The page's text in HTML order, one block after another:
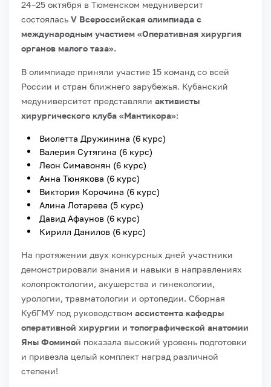
24–25 октября в Тюменском медуниверсит
состоялась V Всероссийская олимпиада с
международным участием «Оперативная хирургия
органов малого таза».
В олимпиаде приняли участие 15 команд со всей
России и стран ближнего зарубежья. Кубанский
медуниверситет представляли активисты
хирургического клуба «Мантикора»:
Виолетта Дружинина (6 курс)
Валерия Сутягина (6 курс)
Леон Симавонян (6 курс)
Анна Тюнякова (6 курс)
Виктория Корочина (6 курс)
Алина Лотарева (5 курс)
Давид Афаунов (6 курс)
Кирилл Данилов (6 курс)
На протяжении двух конкурсных дней участники
демонстрировали знания и навыки в направлениях
колопроктологии, акушерства и гинекологии,
урологии, травматологии и ортопедии. Сборная
КубГМУ под руководством ассистента кафедры
оперативной хирургии и топографической анатомии
Яны Фоминой показала высокий уровень подготовки
и привезла целый комплект наград различной
степени!